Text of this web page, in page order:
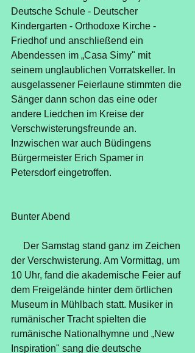
Deutsche Schule - Deutscher
Kindergarten - Orthodoxe Kirche -
Friedhof und anschließend ein
Abendessen im „Casa Simy" mit
seinem unglaublichen Vorratskeller. In
ausgelassener Feierlaune stimmten die
Sänger dann schon das eine oder
andere Liedchen im Kreise der
Verschwisterungsfreunde an.
Inzwischen war auch Büdingens
Bürgermeister Erich Spamer in
Petersdorf eingetroffen.
Bunter Abend
der Verschwisterung. Am Vormittag, um
10 Uhr, fand die akademische Feier auf
dem Freigelände hinter dem örtlichen
Museum in Mühlbach statt. Musiker in
rumänischer Tracht spielten die
rumänische Nationalhymne und „New
Inspiration" sang die deutsche